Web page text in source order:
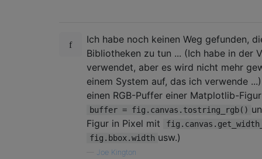
Ich habe noch keinen Weg gefunden,
Bibliotheken zu tun ... (Ich habe in der
verwendet, aber es wird nicht mehr
einem System auf, das ich verwende
einen RGB-Puffer einer Matplotlib-
buffer = fig.canvas.tostring_rgb()
Figur in Pixel mit
fig.bbox.width usw.)
Joe Kington